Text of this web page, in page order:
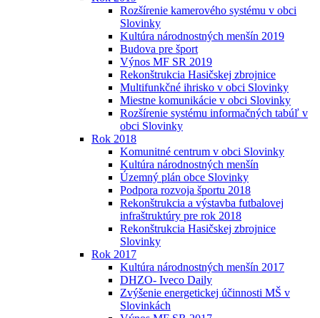
Rozšírenie kamerového systému v obci
Slovinky
Kultúra národnostných menšín 2019
Budova pre šport
Výnos MF SR 2019
Rekonštrukcia Hasičskej zbrojnice
Multifunkčné ihrisko v obci Slovinky
Miestne komunikácie v obci Slovinky
Rozšírenie systému informačných tabúľ v
obci Slovinky
Rok 2018
Komunitné centrum v obci Slovinky
Kultúra národnostných menšín
Územný plán obce Slovinky
Podpora rozvoja športu 2018
Rekonštrukcia a výstavba futbalovej
infraštruktúry pre rok 2018
Rekonštrukcia Hasičskej zbrojnice
Slovinky
Rok 2017
Kultúra národnostných menšín 2017
DHZO- Iveco Daily
Zvýšenie energetickej účinnosti MŠ v
Slovinkách